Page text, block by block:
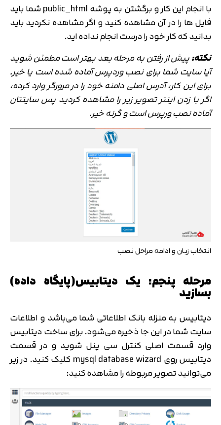
با انجام این کار و برگشتن به پوشه public_html شما باید
فایل ها را در آن مشاهده کنید و اگر مشاهده نکردید باید
بدانید که کار خود را درست انجام نداده اید.
نکته:پیش از رفتن به مرحله بعد بهتر است مطمئن شوید
آیا سایت شما برای نصب وردپرس آماده شده است یا خیر.
برای این کار، آدرس اصلی دامنه خود را در مرورگر وارد کرده،
اگر با زدن اینتر تصویر زیر را مشاهده کردید پس سایتتان
آماده نصب ورپرس است و گرنه خیر.
انتخاب زبان و ادامه مراحل نصب
مرحله پنجم: یک دیتابیس(پایگاه داده)
بسازید
دیتابیس به منزله بانک اطلاعاتی شما می‌باشد و اطلاعات
سایت شما در این جا ذخیره می‌شود. برای ساخت دیتابیس
وارد قسمت اصلی کنترل سی پنل شوید و در قسمت
دیتابیس روی mysql database wizard کلیک کنید. در زیر
می‌توانید تصویر مربوطه را مشاهده کنید: